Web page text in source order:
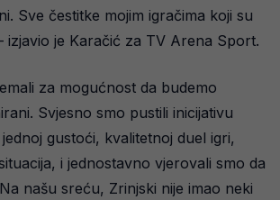
Sve čestitke mojim igračima koji su
izjavio je Karačić za TV Arena Sport.
za mogućnost da budemo
Svjesno smo pustili inicijativu
gustoći, kvalitetnoj duel igri,
i jednostavno vjerovali smo da
našu sreću, Zrinjski nije imao neki